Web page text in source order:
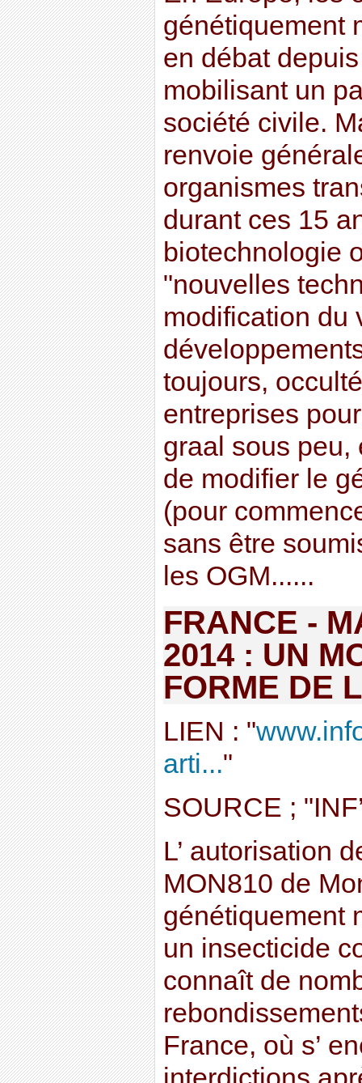
génétiquement
en débat
mobilisant un
société civile.
renvoie
organismes
durant ces 15
biotechnologie
"nouvelles
modification du
toujours,
entreprises
graal sous peu,
de modifier le
(pour
sans être
les OGM......
FRANCE -
2014 : UN
FORME DE
LIEN : "
arti..."
SOURCE ;
L’ autorisation
MON810 de
génétiquement
un insecticide
connaît de
France, où s’